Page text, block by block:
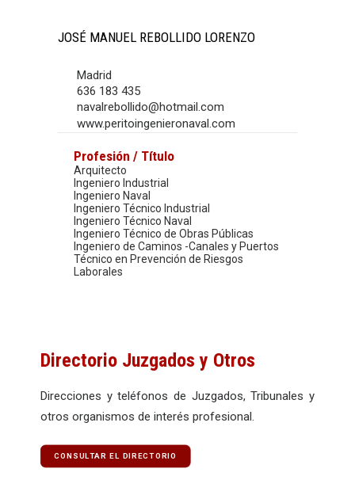
JOSÉ MANUEL REBOLLIDO LORENZO
Madrid
636 183 435
navalrebollido@hotmail.com
www.peritoingenieronaval.com
Profesión / Título
Arquitecto
Ingeniero Industrial
Ingeniero Naval
Ingeniero Técnico Industrial
Ingeniero Técnico Naval
Ingeniero Técnico de Obras Públicas
Ingeniero de Caminos -Canales y Puertos
Técnico en Prevención de Riesgos
Laborales
Directorio Juzgados y Otros
Direcciones y teléfonos de Juzgados, Tribunales y
otros organismos de interés profesional.
CONSULTAR EL DIRECTORIO